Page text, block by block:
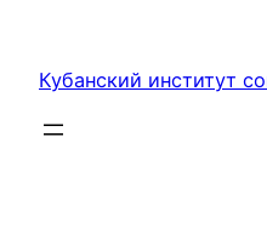
содержимому
Кубанский институт